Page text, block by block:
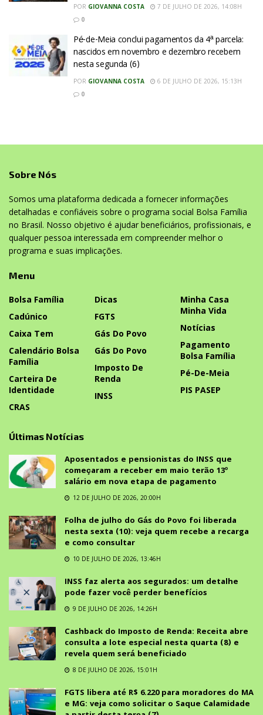
POR GIOVANNA COSTA
7 DE JULHO DE 2026, 14:08H
0
Pé-de-Meia conclui pagamentos da 4ª parcela:
nascidos em novembro e dezembro recebem
nesta segunda (6)
POR GIOVANNA COSTA
6 DE JULHO DE 2026, 15:13H
0
Sobre Nós
Somos uma plataforma dedicada a fornecer informações
detalhadas e confiáveis sobre o programa social Bolsa Família
no Brasil. Nosso objetivo é ajudar beneficiários, profissionais, e
qualquer pessoa interessada em compreender melhor o
programa e suas implicações.
Menu
Bolsa Família
Cadúnico
Caixa Tem
Calendário Bolsa
Família
Carteira De
Identidade
CRAS
Dicas
FGTS
Gás Do Povo
Gás Do Povo
Imposto De
Renda
INSS
Minha Casa
Minha Vida
Notícias
Pagamento
Bolsa Família
Pé-De-Meia
PIS PASEP
Últimas Notícias
Aposentados e pensionistas do INSS que
começaram a receber em maio terão 13º
salário em nova etapa de pagamento
12 DE JULHO DE 2026, 20:00H
Folha de julho do Gás do Povo foi liberada
nesta sexta (10): veja quem recebe a recarga
e como consultar
10 DE JULHO DE 2026, 13:46H
INSS faz alerta aos segurados: um detalhe
pode fazer você perder benefícios
9 DE JULHO DE 2026, 14:26H
Cashback do Imposto de Renda: Receita abre
consulta a lote especial nesta quarta (8) e
revela quem será beneficiado
8 DE JULHO DE 2026, 15:01H
FGTS libera até R$ 6.220 para moradores do MA
e MG: veja como solicitar o Saque Calamidade